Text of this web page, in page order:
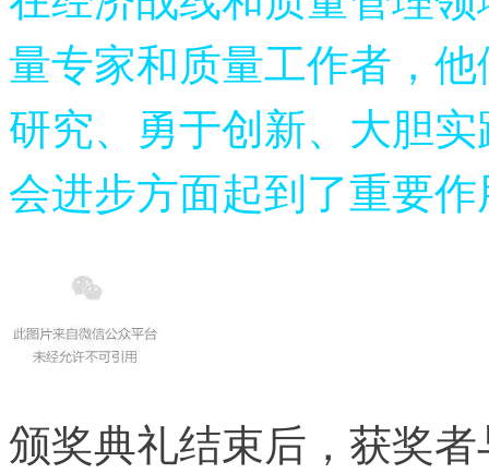
量专家和质量工作者，
研究、勇于创新、大胆
会进步方面起到了重要
颁奖典礼结束后，获奖